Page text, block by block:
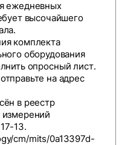
ежедневных
высочайшего
комплекта
оборудования
опросный лист.
на адрес
в реестр
13.
cm/mits/0a13397d-